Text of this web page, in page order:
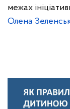
межах
Олена